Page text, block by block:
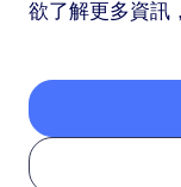
歐洲（37
欲了解更多資訊